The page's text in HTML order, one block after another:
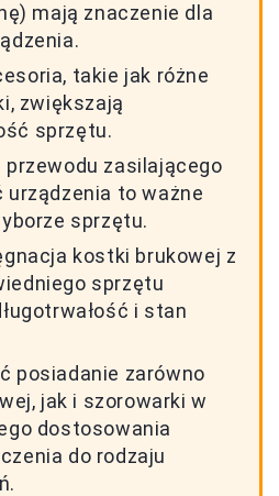
mają znaczenie dla
takie jak różne
zwiększają
sprzętu.
przewodu zasilającego
urządzenia to ważne
sprzętu.
kostki brukowej z
sprzętu
i stan
posiadanie zarówno
jak i szorowarki w
dostosowania
do rodzaju